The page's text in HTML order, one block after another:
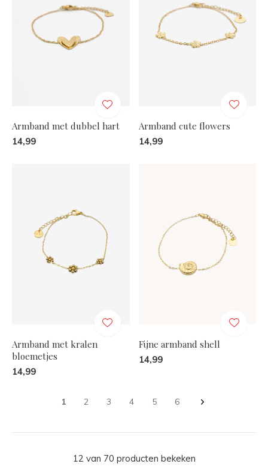
Armband met dubbel hart
14,99
Armband cute flowers
14,99
Armband met kralen
bloemetjes
14,99
Fijne armband shell
14,99
1 2 3 4 5 6
12 van 70 producten bekeken